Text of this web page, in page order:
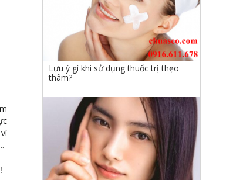
Lưu ý gì khi sử dụng thuốc trị thẹo
thâm?